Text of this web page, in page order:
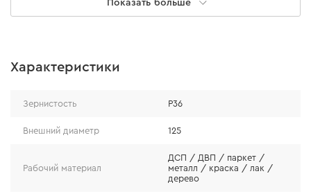
Особенности
(Al2O3 - 97-99%);
г/м;
абразивный слой, который не отрывается даже
Показать больше
Характеристики
Зернистость Р36
Внешний диаметр 125
Рабочий материал
ДСП / ДВП / паркет /
металл / краска / лак /
дерево